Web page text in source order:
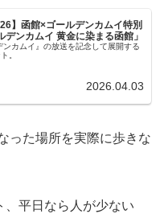
】函館×ゴールデンカムイ特別
デンカムイ 黄金に染まる函館」
ンカムイ』の放送を記念して展開する
。
2026.04.03
った場所を実際に歩きな
、平日なら人が少ない